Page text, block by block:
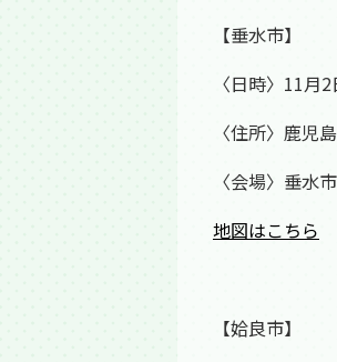
【垂水市】
〈日時〉11月
〈住所〉鹿児
〈会場〉垂水
地図はこちら
【姶良市】